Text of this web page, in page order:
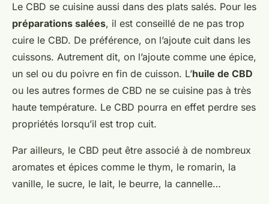
Le CBD se cuisine aussi dans des plats salés. Pour les
préparations salées, il est conseillé de ne pas trop
cuire le CBD. De préférence, on l’ajoute cuit dans les
cuissons. Autrement dit, on l’ajoute comme une épice,
un sel ou du poivre en fin de cuisson. L’huile de CBD
ou les autres formes de CBD ne se cuisine pas à très
haute température. Le CBD pourra en effet perdre ses
propriétés lorsqu’il est trop cuit.
Par ailleurs, le CBD peut être associé à de nombreux
aromates et épices comme le thym, le romarin, la
vanille, le sucre, le lait, le beurre, la cannelle…